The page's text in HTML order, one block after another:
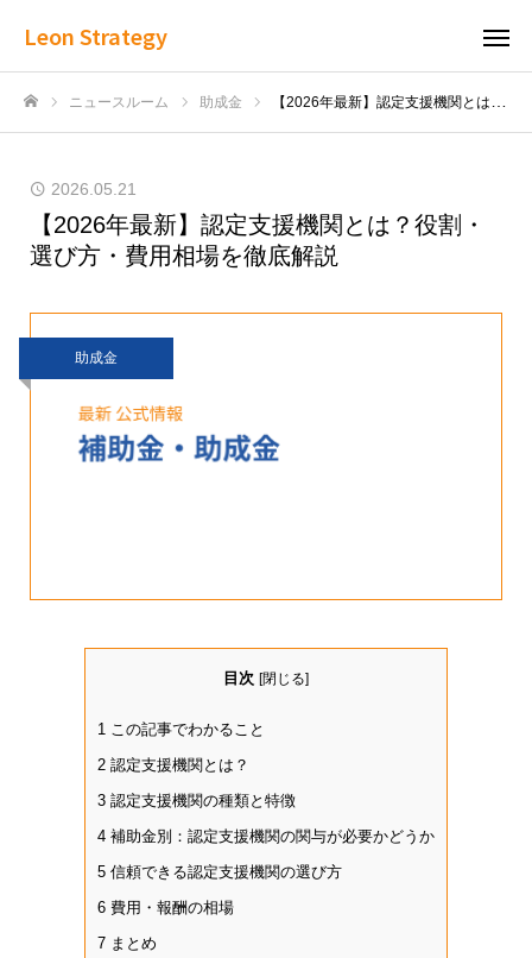
Leon Strategy
ニュースルーム 助成金 【2026年最新】認定支援機関とは？役割・選び方・費用相場を徹底解説
2026.05.21
【2026年最新】認定支援機関とは？役割・
選び方・費用相場を徹底解説
助成金
目次 [閉じる]
1 この記事でわかること
2 認定支援機関とは？
3 認定支援機関の種類と特徴
4 補助金別：認定支援機関の関与が必要かどうか
5 信頼できる認定支援機関の選び方
6 費用・報酬の相場
7 まとめ